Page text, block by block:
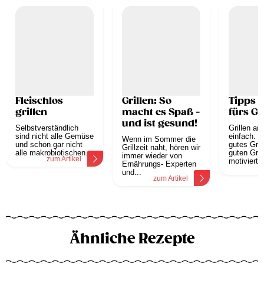
Fleischlos
grillen
Selbstverständlich
sind nicht alle Gemüse
und schon gar nicht
alle makrobiotischen...
zum Artikel
Grillen: So
macht es Spaß -
und ist gesund!
Wenn im Sommer die
Grillzeit naht, hören wir
immer wieder von
Ernährungs- Experten
und...
zum Artikel
Tipps
fürs
Grillen an
einfach.
gutes
guten
Ähnliche Rezepte